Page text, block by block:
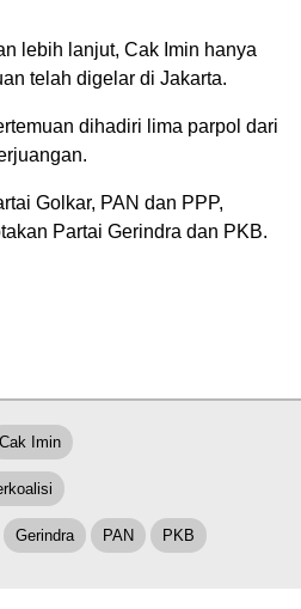
lebih lanjut, Cak Imin hanya
telah digelar di Jakarta.
dihadiri lima parpol dari
Golkar, PAN dan PPP,
Partai Gerindra dan PKB.
Cak Imin
Gerindra PAN PKB